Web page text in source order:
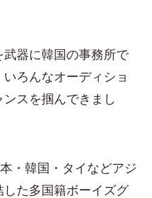
器に韓国の事務所で
ろんなオーディショ
スを掴んできまし
・韓国・タイなどアジ
た多国籍ボーイズグ